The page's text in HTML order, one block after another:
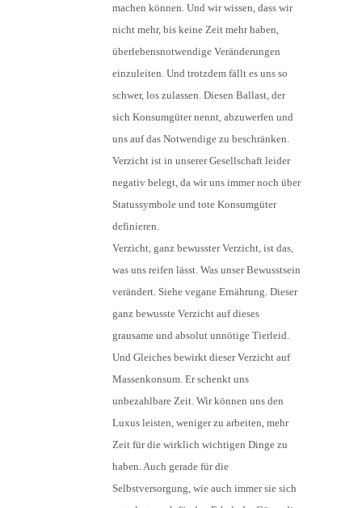
machen können. Und wir wissen, dass wir
nicht mehr, bis keine Zeit mehr haben,
überlebensnotwendige Veränderungen
einzuleiten. Und trotzdem fällt es uns so
schwer, los zulassen. Diesen Ballast, der
sich Konsumgüter nennt, abzuwerfen und
uns auf das Notwendige zu beschränken.
Verzicht ist in unserer Gesellschaft leider
negativ belegt, da wir uns immer noch über
Statussymbole und tote Konsumgüter
definieren.
Verzicht, ganz bewusster Verzicht, ist das,
was uns reifen lässt. Was unser Bewusstsein
verändert. Siehe vegane Ernährung. Dieser
ganz bewusste Verzicht auf dieses
grausame und absolut unnötige Tierleid.
Und Gleiches bewirkt dieser Verzicht auf
Massenkonsum. Er schenkt uns
unbezahlbare Zeit. Wir können uns den
Luxus leisten, weniger zu arbeiten, mehr
Zeit für die wirklich wichtigen Dinge zu
haben. Auch gerade für die
Selbstversorgung, wie auch immer sie sich